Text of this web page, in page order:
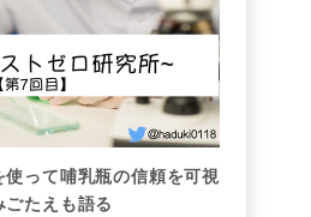
使って哺乳瓶の信頼を可視
たえも語る